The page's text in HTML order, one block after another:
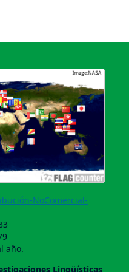
NoComercial-
año.
Lingüí­sticas